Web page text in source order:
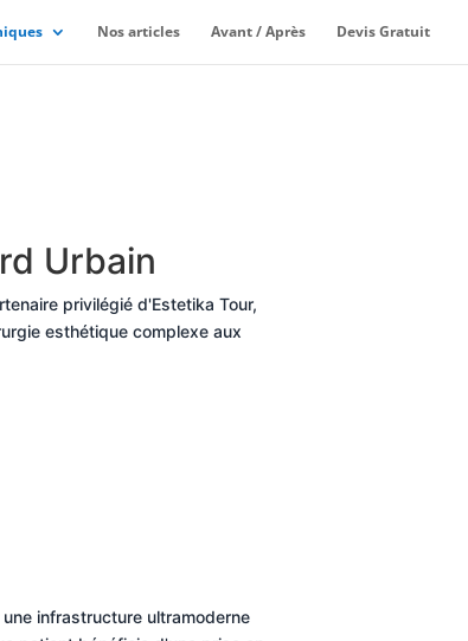
Nos articles Avant / Après Devis Gratuit
Urbain
privilégié d'Estetika Tour,
esthétique complexe aux
infrastructure ultramoderne